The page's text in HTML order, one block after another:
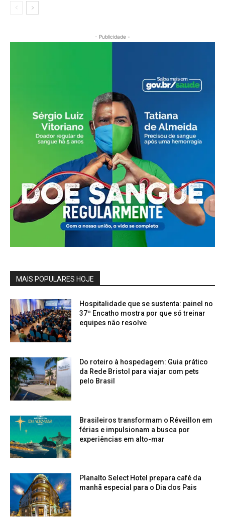
- Publicidade -
MAIS POPULARES HOJE
Hospitalidade que se sustenta: painel no
37º Encatho mostra por que só treinar
equipes não resolve
Do roteiro à hospedagem: Guia prático
da Rede Bristol para viajar com pets
pelo Brasil
Brasileiros transformam o Réveillon em
férias e impulsionam a busca por
experiências em alto-mar
Planalto Select Hotel prepara café da
manhã especial para o Dia dos Pais